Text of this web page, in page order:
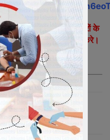
जुड़ने और महत्वपूर्ण समाचारों के
दी गई लिंक पर क्लिक करे।
साथियों को भी जोड़े|